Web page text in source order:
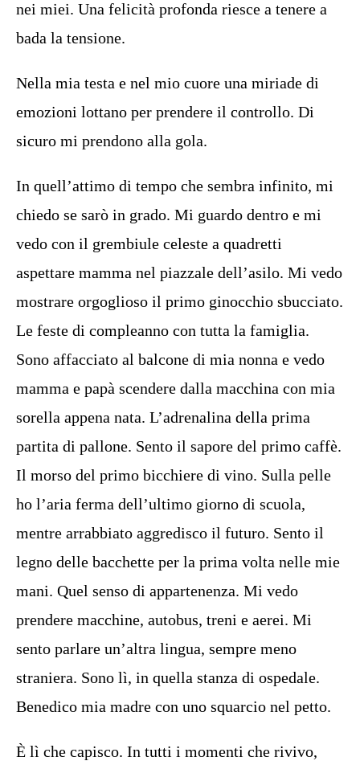
nei miei. Una felicità profonda riesce a tenere a
bada la tensione.
Nella mia testa e nel mio cuore una miriade di
emozioni lottano per prendere il controllo. Di
sicuro mi prendono alla gola.
In quell’attimo di tempo che sembra infinito, mi
chiedo se sarò in grado. Mi guardo dentro e mi
vedo con il grembiule celeste a quadretti
aspettare mamma nel piazzale dell’asilo. Mi vedo
mostrare orgoglioso il primo ginocchio sbucciato.
Le feste di compleanno con tutta la famiglia.
Sono affacciato al balcone di mia nonna e vedo
mamma e papà scendere dalla macchina con mia
sorella appena nata. L’adrenalina della prima
partita di pallone. Sento il sapore del primo caffè.
Il morso del primo bicchiere di vino. Sulla pelle
ho l’aria ferma dell’ultimo giorno di scuola,
mentre arrabbiato aggredisco il futuro. Sento il
legno delle bacchette per la prima volta nelle mie
mani. Quel senso di appartenenza. Mi vedo
prendere macchine, autobus, treni e aerei. Mi
sento parlare un’altra lingua, sempre meno
straniera. Sono lì, in quella stanza di ospedale.
Benedico mia madre con uno squarcio nel petto.
È lì che capisco. In tutti i momenti che rivivo,